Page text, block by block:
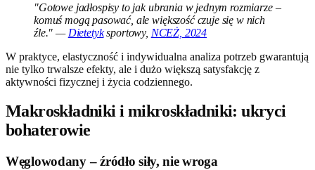
"Gotowe jadłospisy to jak ubrania w jednym rozmiarze –
komuś mogą pasować, ale większość czuje się w nich
źle." — Dietetyksportowy, NCEŻ, 2024
W praktyce, elastyczność i indywidualna analiza potrzeb gwarantują
nie tylko trwalsze efekty, ale i dużo większą satysfakcję z
aktywności fizycznej i życia codziennego.
Makroskładniki i mikroskładniki: ukryci
bohaterowie
Węglowodany – źródło siły, nie wroga